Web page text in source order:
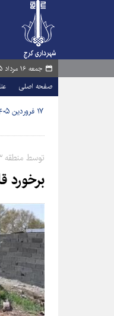
جمعه ۱۶ مرداد ۱۴۰۵ -
صفحه اصلی
۱۷ فروردین ۱۴۰۵ - ۱۳:۳۵
توسط منطقه ۳ کرج انجام شد؛
برخورد